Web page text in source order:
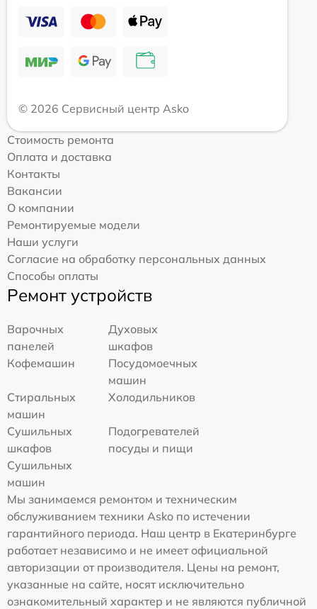
© 2026 Сервисный центр Asko
Стоимость ремонта
Оплата и доставка
Контакты
Вакансии
О компании
Ремонтируемые модели
Наши услуги
Согласие на обработку персональных данных
Способы оплаты
Ремонт устройств
Варочных
панелей
Духовых
шкафов
Кофемашин
Посудомоечных
машин
Стиральных
машин
Холодильников
Сушильных
шкафов
Подогревателей
посуды и пищи
Сушильных
машин
Мы занимаемся ремонтом и техническим
обслуживанием техники Asko по истечении
гарантийного периода. Наш центр в Екатеринбурге
работает независимо и не имеет официальной
авторизации от производителя. Цены на ремонт,
указанные на сайте, носят исключительно
ознакомительный характер и не являются публичной